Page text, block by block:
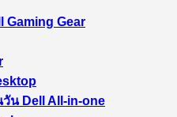
Gaming Gear
น Dell All-in-one